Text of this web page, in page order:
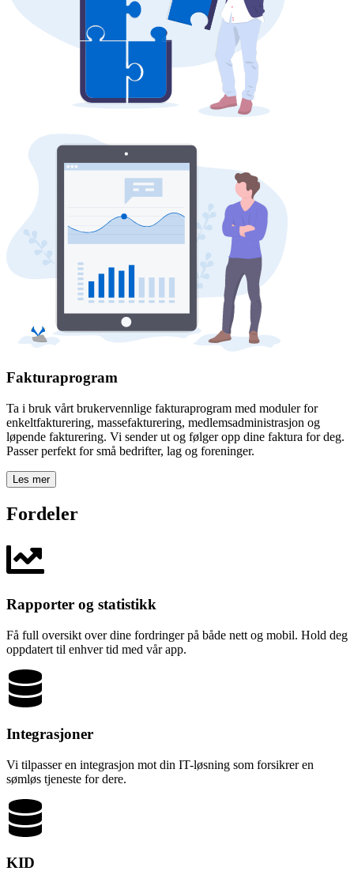
Fakturaprogram
Ta i bruk vårt brukervennlige fakturaprogram med moduler for
enkeltfakturering, massefakturering, medlemsadministrasjon og
løpende fakturering. Vi sender ut og følger opp dine faktura for deg.
Passer perfekt for små bedrifter, lag og foreninger.
Les mer
Fordeler
Rapporter og statistikk
Få full oversikt over dine fordringer på både nett og mobil. Hold deg
oppdatert til enhver tid med vår app.
Integrasjoner
Vi tilpasser en integrasjon mot din IT-løsning som forsikrer en
sømløs tjeneste for dere.
KID